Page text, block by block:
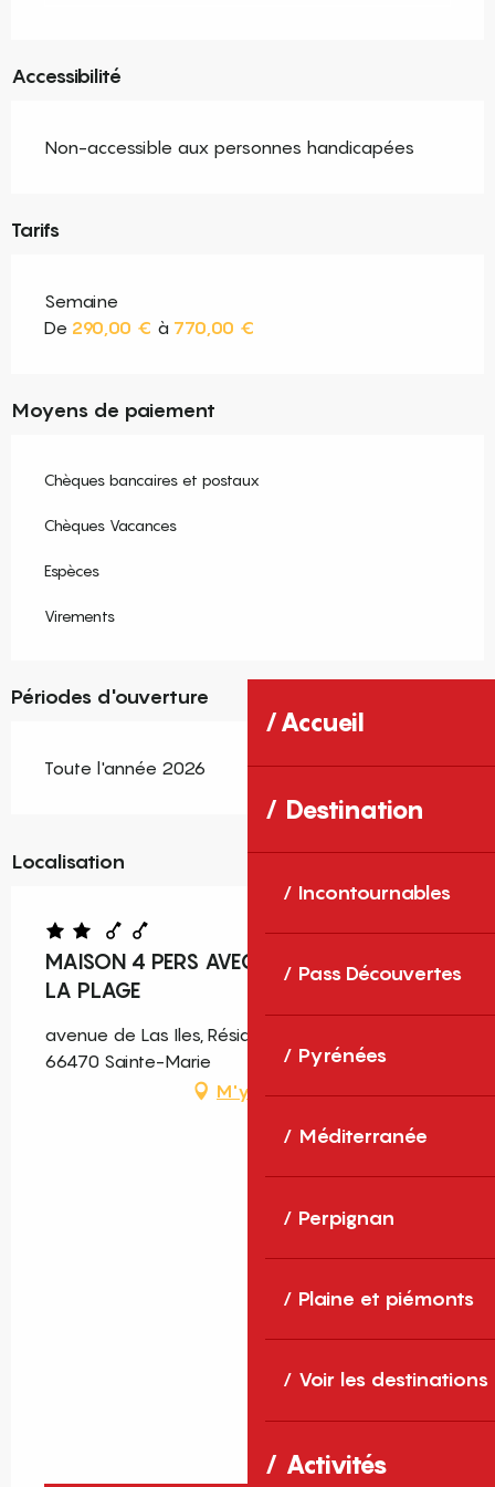
Accueil
Destination
Incontournables
Pass Découvertes
Pyrénées
Méditerranée
Perpignan
Plaine et piémonts
Voir les destinations
Activités
Accessibilité
Non-accessible aux personnes handicapées
Tarifs
Semaine
De 290,00 € à 770,00 €
Moyens de paiement
Chèques bancaires et postaux
Chèques Vacances
Espèces
Virements
Périodes d'ouverture
Toute l'année 2026
Localisation
MAISON 4 PERS AVEC PISCINE À 400M DE
LA PLAGE
avenue de Las Iles, Résidence La Grand Voile,
66470 Sainte-Marie
M'y rendre